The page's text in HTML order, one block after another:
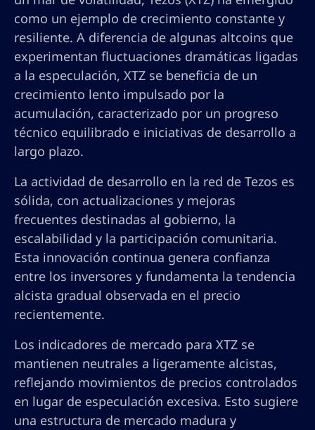
como un ejemplo de crecimiento constante y
resiliente. A diferencia de algunas altcoins que
experimentan fluctuaciones dramáticas ligadas
a la especulación, XTZ se beneficia de un
crecimiento lento impulsado por la
acumulación, caracterizado por un progreso
técnico equilibrado e iniciativas de desarrollo a
largo plazo.
La actividad de desarrollo en la red de Tezos es
sólida, con actualizaciones y mejoras
frecuentes destinadas al gobierno, la
escalabilidad y la participación comunitaria.
Esta innovación continua genera confianza
entre los inversores y fundamenta la tendencia
alcista gradual observada en el precio
recientemente.
Los indicadores de mercado para XTZ se
mantienen neutrales a ligeramente alcistas,
reflejando movimientos de precios controlados
en lugar de especulación excesiva. Esto sugiere
una estructura de mercado madura y